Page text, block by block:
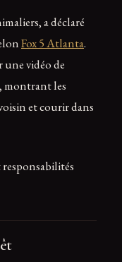
a déclaré
Fox 5 Atlanta.
une vidéo de
montrant les
et courir dans